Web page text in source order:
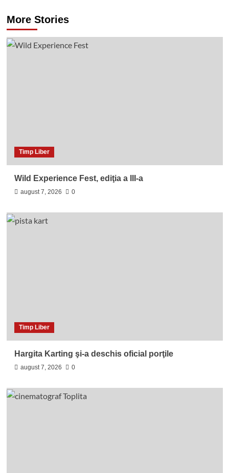
More Stories
Timp Liber
Wild Experience Fest, ediţia a III-a
august 7, 2026 0
Timp Liber
Hargita Karting şi-a deschis oficial porţile
august 7, 2026 0